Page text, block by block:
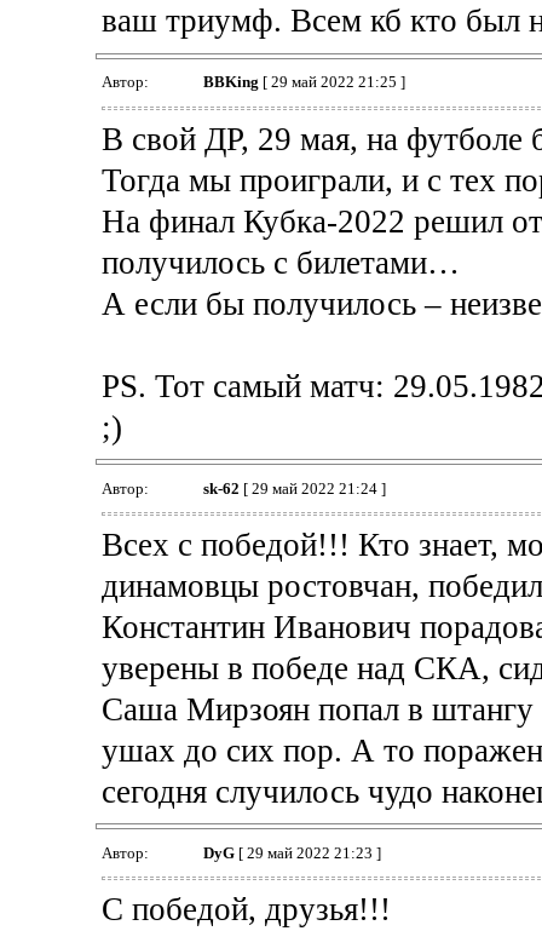
ваш триумф. Всем кб кто был
Автор: BBKing [ 29 май 2022 21:25 ]
В свой ДР, 29 мая, на футболе
Тогда мы проиграли, и с тех
На финал Кубка-2022 решил
получилось с билетами…
А если бы получилось –
PS. Тот самый матч:
;)
Автор: sk-62 [ 29 май 2022 21:24 ]
Всех с победой!!! Кто знает,
динамовцы ростовчан,
Константин Иванович
уверены в победе над СКА,
Саша Мирзоян попал в штангу
ушах до сих пор. А то
сегодня случилось чудо
Автор: DyG[ 29 май 2022 21:23 ]
С победой, друзья!!!